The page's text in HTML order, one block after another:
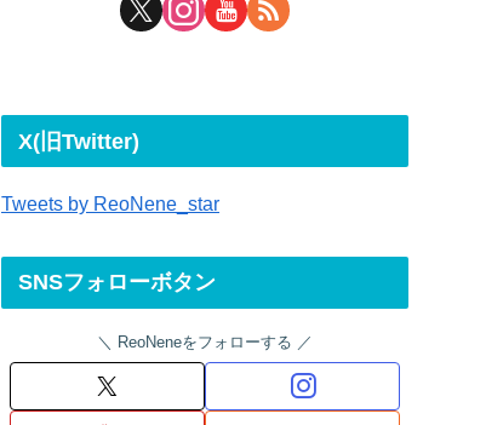
X(旧Twitter)
Tweets by ReoNene_star
SNSフォローボタン
ReoNeneをフォローする